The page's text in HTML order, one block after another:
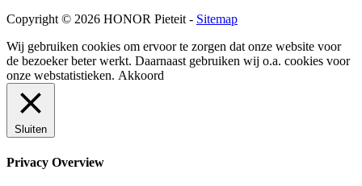
Copyright © 2026 HONOR Pieteit - Sitemap
Wij gebruiken cookies om ervoor te zorgen dat onze website voor
de bezoeker beter werkt. Daarnaast gebruiken wij o.a. cookies voor
onze webstatistieken. Akkoord
Sluiten
Privacy Overview